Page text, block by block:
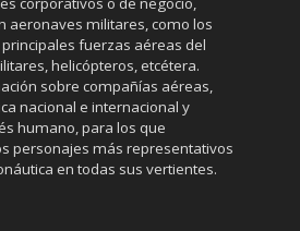
aeronaves militares, como los
fuerzas aéreas del
helicópteros, etcétera.
sobre compañías aéreas,
nacional e internacional y
humano, para los que
personajes más representativos
en todas sus vertientes.